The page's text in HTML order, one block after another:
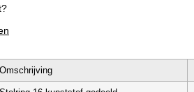
Omschrijving